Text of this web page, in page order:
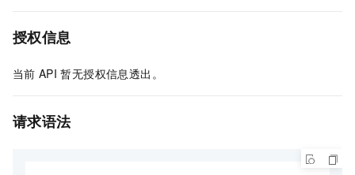
授权信息
当前 API 暂无授权信息透出。
请求语法